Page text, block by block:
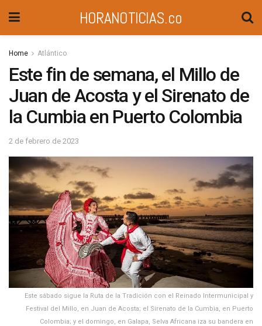
HORANOTICIAS.co
Home Atlántico
Este fin de semana, el Millo de
Juan de Acosta y el Sirenato de
la Cumbia en Puerto Colombia
2 de febrero de 2023
Este sábado sigue la Ruta de la Tradición con el Reinado Intermunicipal y
Festival del Millo, en Juan de Acosta; el Sirenato de la Cumbia, en Puerto
Colombia; y el domingo, en Galapa, Selva Africana iza su bandera en